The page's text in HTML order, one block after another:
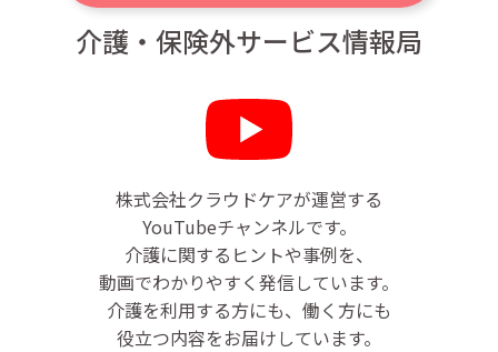
介護・保険外サービス情報局
株式会社クラウドケアが運営する
YouTubeチャンネルです。
介護に関するヒントや事例を、
動画でわかりやすく発信しています。
介護を利用する方にも、働く方にも
役立つ内容をお届けしています。